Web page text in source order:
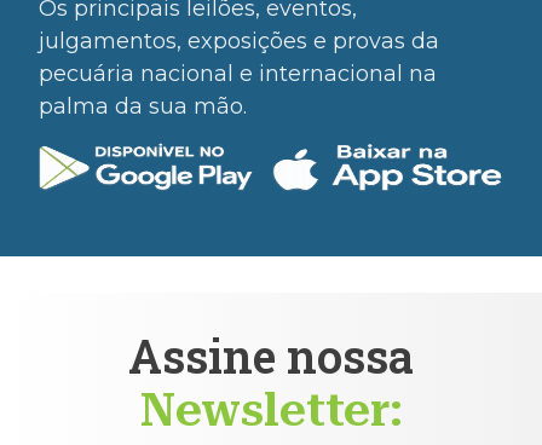
Os principais leilões, eventos,
julgamentos, exposições e provas da
pecuária nacional e internacional na
palma da sua mão.
Assine nossa
Newsletter: